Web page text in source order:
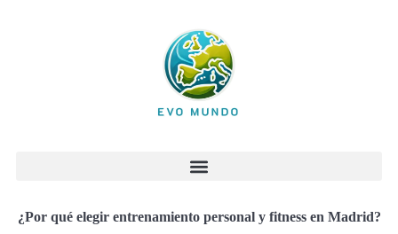
¿Por qué elegir entrenamiento personal y fitness en Madrid?